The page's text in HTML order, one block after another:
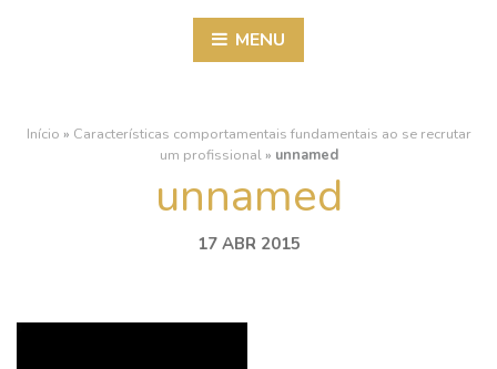
MENU
Início » Características comportamentais fundamentais ao se recrutar
um profissional» unnamed
unnamed
17 ABR 2015